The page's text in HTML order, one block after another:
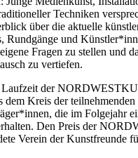
Techniken
über die aktuelle
Rundgänge und
Fragen zu stellen und
zu vertiefen.
Laufzeit der
dem Kreis der
die im Folgejahr
Den Preis der
Verein der Kunstfreunde